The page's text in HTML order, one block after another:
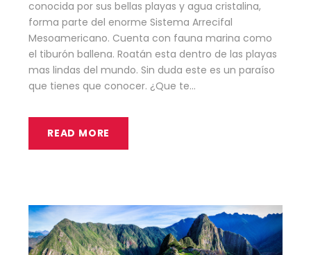
conocida por sus bellas playas y agua cristalina,
forma parte del enorme Sistema Arrecifal
Mesoamericano. Cuenta con fauna marina como
el tiburón ballena. Roatán esta dentro de las playas
mas lindas del mundo. Sin duda este es un paraíso
que tienes que conocer. ¿Que te...
READ MORE